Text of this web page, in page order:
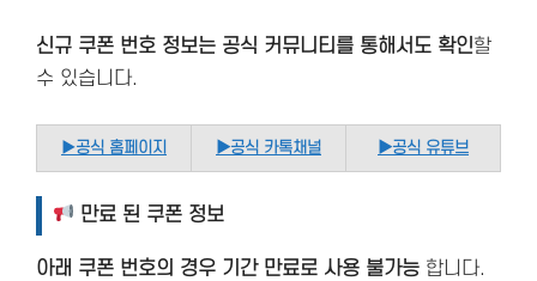
신규 쿠폰 번호 정보는 공식 커뮤니티를 통해서도 확인할
수 있습니다.
▶공식 홈페이지 ▶공식 카톡채널 ▶공식 유튜브
만료 된 쿠폰 정보
아래 쿠폰 번호의 경우 기간 만료로 사용 불가능 합니다.